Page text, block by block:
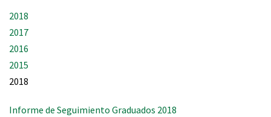
2018
2017
2016
2015
2018
Informe de Seguimiento Graduados 2018